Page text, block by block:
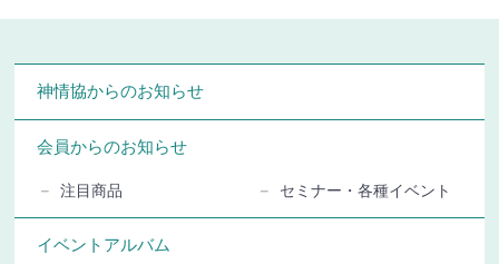
神情協からのお知らせ
会員からのお知らせ
注目商品 セミナー・各種イベント
イベントアルバム